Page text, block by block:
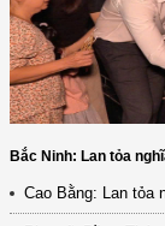
Bắc Ninh: Lan tỏa
Cao Bằng: Lan tỏa